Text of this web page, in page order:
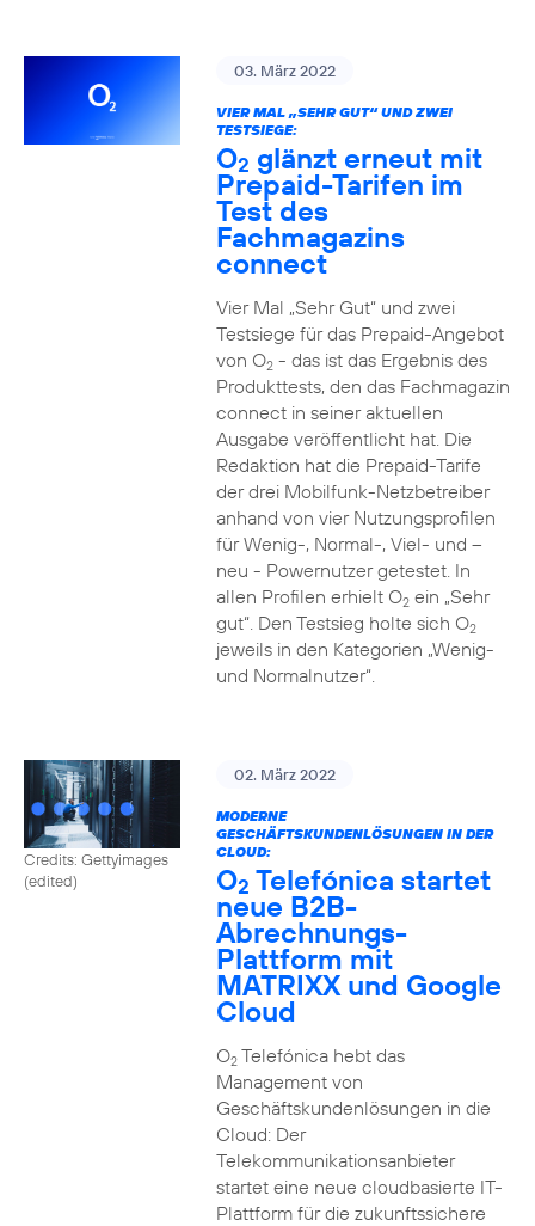
03. März 2022
VIER MAL „SEHR GUT“ UND ZWEI
TESTSIEGE:
O2 glänzt erneut mit
Prepaid-Tarifen im
Test des
Fachmagazins
connect
Vier Mal „Sehr Gut“ und zwei
Testsiege für das Prepaid-Angebot
von O2- das ist das Ergebnis des
Produkttests, den das Fachmagazin
connect in seiner aktuellen
Ausgabe veröffentlicht hat. Die
Redaktion hat die Prepaid-Tarife
der drei Mobilfunk-Netzbetreiber
anhand von vier Nutzungsprofilen
für Wenig-, Normal-, Viel- und –
neu - Powernutzer getestet. In
allen Profilen erhielt O2ein „Sehr
gut“. Den Testsieg holte sich O2
jeweils in den Kategorien „Wenig-
und Normalnutzer“.
Credits: Gettyimages
(edited)
02. März 2022
MODERNE
GESCHÄFTSKUNDENLÖSUNGEN IN DER
CLOUD:
O2 Telefónica startet
neue B2B-
Abrechnungs-
Plattform mit
MATRIXX und Google
Cloud
O2Telefónica hebt das
Management von
Geschäftskundenlösungen in die
Cloud: Der
Telekommunikationsanbieter
startet eine neue cloudbasierte IT-
Plattform für die zukunftssichere